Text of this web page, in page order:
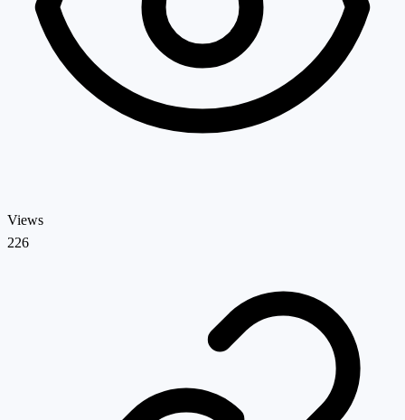
Views
226